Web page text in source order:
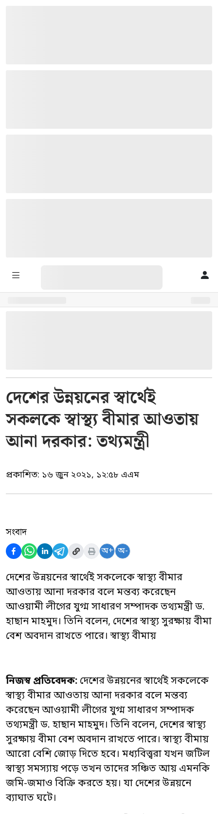
দেশের উন্নয়নের স্বার্থেই
সকলকে স্বাস্থ্য বীমার আওতায়
আনা দরকার: তথ্যমন্ত্রী
প্রকাশিত: ১৬ জুন ২০২১, ১২:৫৮ এএম
সংবাদ
অ+ অ-
দেশের উন্নয়নের স্বার্থেই সকলেকে স্বাস্থ্য বীমার
আওতায় আনা দরকার বলে মন্তব্য করেছেন
আওয়ামী লীগের যুগ্ম সাধারণ সম্পাদক তথ্যমন্ত্রী ড.
হাছান মাহমুদ। তিনি বলেন, দেশের স্বাস্থ্য সুরক্ষায় বীমা
বেশ অবদান রাখতে পারে। স্বাস্থ্য বীমায়
নিজস্ব প্রতিবেদক: দেশের উন্নয়নের স্বার্থেই সকলেকে
স্বাস্থ্য বীমার আওতায় আনা দরকার বলে মন্তব্য
করেছেন আওয়ামী লীগের যুগ্ম সাধারণ সম্পাদক
তথ্যমন্ত্রী ড. হাছান মাহমুদ। তিনি বলেন, দেশের স্বাস্থ্য
সুরক্ষায় বীমা বেশ অবদান রাখতে পারে। স্বাস্থ্য বীমায়
আরো বেশি জোড় দিতে হবে। মধ্যবিত্ত্বরা যখন জটিল
স্বাস্থ্য সমস্যায় পড়ে তখন তাদের সঞ্চিত আয় এমনকি
জমি-জমাও বিক্রি করতে হয়। যা দেশের উন্নয়নে
ব্যাঘাত ঘটে।